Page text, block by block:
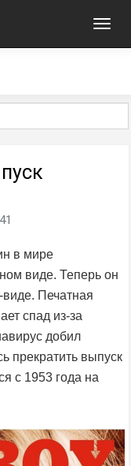
в мире
виде. Теперь он
виде. Печатная
спад из-за
добил
прекратить выпуск
с 1953 года на